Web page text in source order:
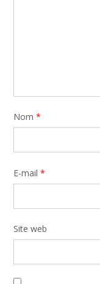
Nom *
E-mail *
Site web